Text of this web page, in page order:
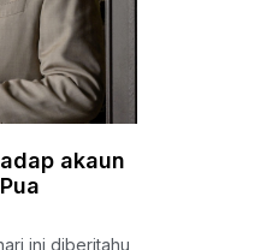
akaun
ini diberitahu